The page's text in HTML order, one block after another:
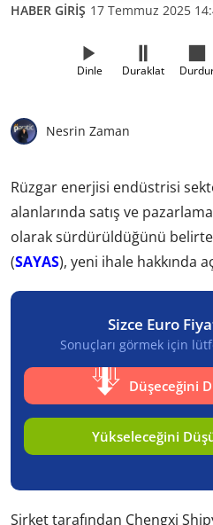
HABER GİRİŞ 17 Temmuz 2025
Dinle Duraklat
Nesrin Zaman
Rüzgar enerjisi endüstrisi
alanlarında satış ve
olarak sürdürüldüğünü
(SAYAS), yeni ihale hakkında
Sizce Euro
Sonuçları görmek için
Düşeceğini
Yükseleceğini
Şirket tarafından Chengxi